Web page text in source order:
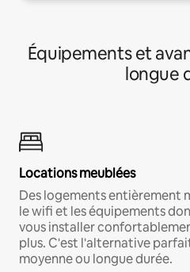
Équipements et
longue
Locations meublées
Des logements entièrement
le wifi et les équipements
vous installer
plus. C'est l'alternative
moyenne ou longue durée.